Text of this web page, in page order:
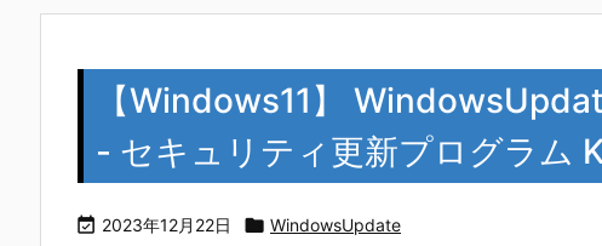
【Windows11】
- セキュリティ更新プログラム
 2023年12月22日  WindowsUpdate